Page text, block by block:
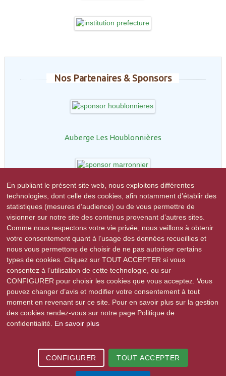
Nos Partenaires & Sponsors
Auberge Les Houblonnières
Restaurant le Marronnier
En publiant le présent site web, nous exploitons différentes
technologies, dont celle des cookies, afin notamment d’établir des
statistiques (mesures d’audience) ou de vous permettre de
visionner sur notre site des contenus provenant d’autres sites.
Comme nous respectons votre vie privée, nous veillons à obtenir
votre consentement quant à l’usage des données recueillies et
nous vous permettons de choisir de ne pas autoriser certains
types de cookies. Cliquez sur TOUT ACCEPTER si vous
consentez à l’utilisation de cette technologie, ou sur
CONFIGURER pour choisir les cookies que vous acceptez. Vous
pouvez changer d’avis et modifier votre consentement à tout
moment en revenant sur ce site. Pour en savoir plus sur la gestion
des cookies rendez-vous sur notre page Politique de
confidentialité. En savoir plus
CONFIGURER TOUT ACCEPTER